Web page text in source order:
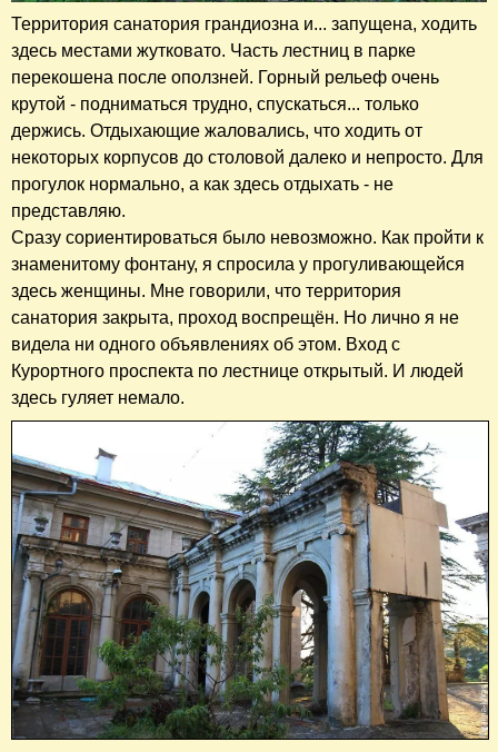
Территория санатория грандиозна и... запущена, ходить
здесь местами жутковато. Часть лестниц в парке
перекошена после оползней. Горный рельеф очень
крутой - подниматься трудно, спускаться... только
держись. Отдыхающие жаловались, что ходить от
некоторых корпусов до столовой далеко и непросто. Для
прогулок нормально, а как здесь отдыхать - не
представляю.
Сразу сориентироваться было невозможно. Как пройти к
знаменитому фонтану, я спросила у прогуливающейся
здесь женщины. Мне говорили, что территория
санатория закрыта, проход воспрещён. Но лично я не
видела ни одного объявлениях об этом. Вход с
Курортного проспекта по лестнице открытый. И людей
здесь гуляет немало.